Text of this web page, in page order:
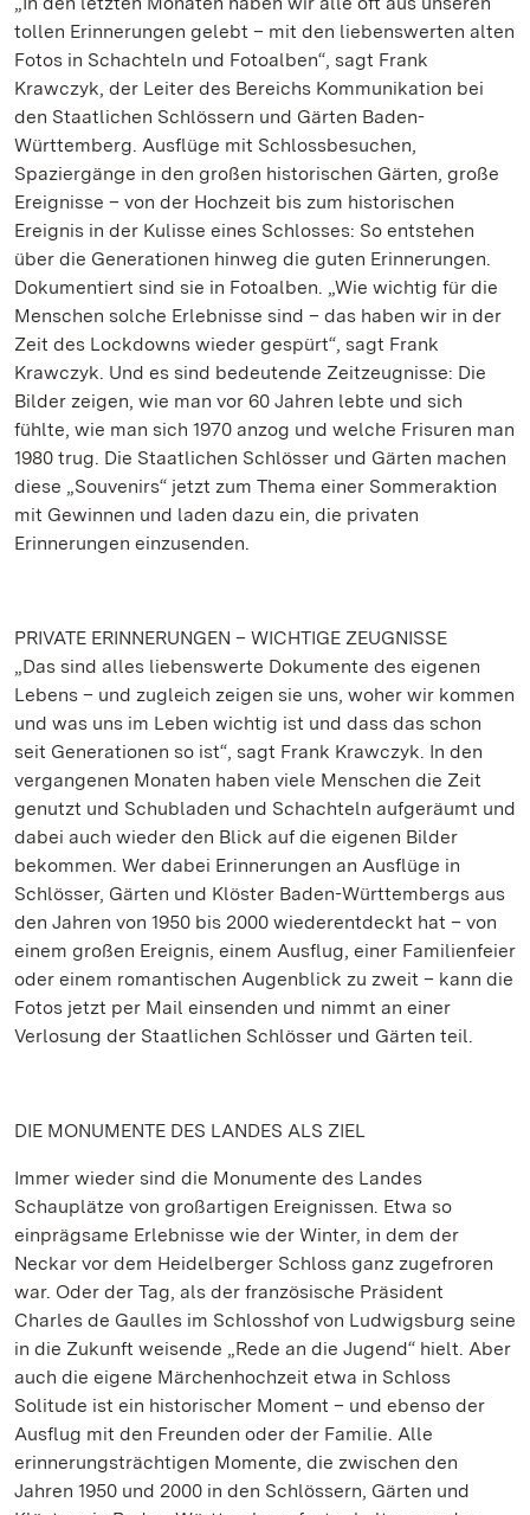
tollen Erinnerungen gelebt – mit den liebenswerten alten
Fotos in Schachteln und Fotoalben“, sagt Frank
Krawczyk, der Leiter des Bereichs Kommunikation bei
den Staatlichen Schlössern und Gärten Baden-
Württemberg. Ausflüge mit Schlossbesuchen,
Spaziergänge in den großen historischen Gärten, große
Ereignisse – von der Hochzeit bis zum historischen
Ereignis in der Kulisse eines Schlosses: So entstehen
über die Generationen hinweg die guten Erinnerungen.
Dokumentiert sind sie in Fotoalben. „Wie wichtig für die
Menschen solche Erlebnisse sind – das haben wir in der
Zeit des Lockdowns wieder gespürt“, sagt Frank
Krawczyk. Und es sind bedeutende Zeitzeugnisse: Die
Bilder zeigen, wie man vor 60 Jahren lebte und sich
fühlte, wie man sich 1970 anzog und welche Frisuren man
1980 trug. Die Staatlichen Schlösser und Gärten machen
diese „Souvenirs“ jetzt zum Thema einer Sommeraktion
mit Gewinnen und laden dazu ein, die privaten
Erinnerungen einzusenden.
PRIVATE ERINNERUNGEN – WICHTIGE ZEUGNISSE
„Das sind alles liebenswerte Dokumente des eigenen
Lebens – und zugleich zeigen sie uns, woher wir kommen
und was uns im Leben wichtig ist und dass das schon
seit Generationen so ist“, sagt Frank Krawczyk. In den
vergangenen Monaten haben viele Menschen die Zeit
genutzt und Schubladen und Schachteln aufgeräumt und
dabei auch wieder den Blick auf die eigenen Bilder
bekommen. Wer dabei Erinnerungen an Ausflüge in
Schlösser, Gärten und Klöster Baden-Württembergs aus
den Jahren von 1950 bis 2000 wiederentdeckt hat – von
einem großen Ereignis, einem Ausflug, einer Familienfeier
oder einem romantischen Augenblick zu zweit – kann die
Fotos jetzt per Mail einsenden und nimmt an einer
Verlosung der Staatlichen Schlösser und Gärten teil.
DIE MONUMENTE DES LANDES ALS ZIEL
Immer wieder sind die Monumente des Landes
Schauplätze von großartigen Ereignissen. Etwa so
einprägsame Erlebnisse wie der Winter, in dem der
Neckar vor dem Heidelberger Schloss ganz zugefroren
war. Oder der Tag, als der französische Präsident
Charles de Gaulles im Schlosshof von Ludwigsburg seine
in die Zukunft weisende „Rede an die Jugend“ hielt. Aber
auch die eigene Märchenhochzeit etwa in Schloss
Solitude ist ein historischer Moment – und ebenso der
Ausflug mit den Freunden oder der Familie. Alle
erinnerungsträchtigen Momente, die zwischen den
Jahren 1950 und 2000 in den Schlössern, Gärten und